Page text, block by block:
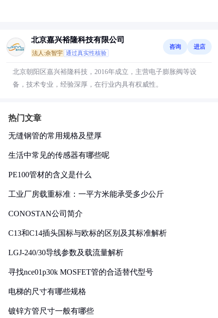
北京嘉兴裕隆科技有限公司
法人:佘智宇 通过真实性核验
咨询 进店
北京朝阳区嘉兴裕隆科技，2016年成立，主营电子膨胀阀等设
备，技术专业，经验深厚，在行业内具有权威性。
热门文章
无缝钢管的常用规格及壁厚
生活中常见的传感器有哪些呢
PE100管材的含义是什么
工业厂房载重标准：一平方米能承受多少公斤
CONOSTAN公司简介
C13和C14插头国标与欧标的区别及其标准解析
LGJ-240/30导线参数及载流量解析
寻找nce01p30k MOSFET管的合适替代型号
电梯的尺寸有哪些规格
镀锌方管尺寸一般有哪些